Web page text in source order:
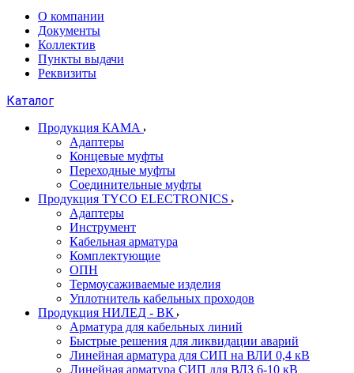
О компании
Документы
Коллектив
Пункты выдачи
Реквизиты
Каталог
Продукция КАМА
Адаптеры
Концевые муфты
Переходные муфты
Соединительные муфты
Продукция TYCO ELECTRONICS
Адаптеры
Инструмент
Кабельная арматура
Комплектующие
ОПН
Термоусаживаемые изделия
Уплотнитель кабельных проходов
Продукция НИЛЕД - ВК
Арматура для кабельных линий
Быстрые решения для ликвидации аварий
Линейная арматура для СИП на ВЛИ 0,4 кВ
Линейная арматура СИП для ВЛЗ 6-10 кВ